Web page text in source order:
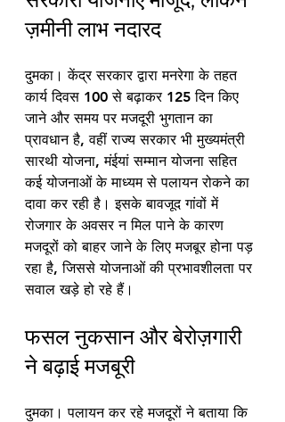
ज़मीनी लाभ नदारद
दुमका। केंद्र सरकार द्वारा मनरेगा के तहत
कार्य दिवस 100 से बढ़ाकर 125 दिन किए
जाने और समय पर मजदूरी भुगतान का
प्रावधान है, वहीं राज्य सरकार भी मुख्यमंत्री
सारथी योजना, मंईयां सम्मान योजना सहित
कई योजनाओं के माध्यम से पलायन रोकने का
दावा कर रही है। इसके बावजूद गांवों में
रोजगार के अवसर न मिल पाने के कारण
मजदूरों को बाहर जाने के लिए मजबूर होना पड़
रहा है, जिससे योजनाओं की प्रभावशीलता पर
सवाल खड़े हो रहे हैं।
फसल नुकसान और बेरोज़गारी
ने बढ़ाई मजबूरी
दुमका। पलायन कर रहे मजदूरों ने बताया कि